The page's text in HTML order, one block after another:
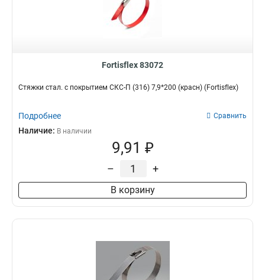
Fortisflex 83072
Стяжки стал. с покрытием СКС-П (316) 7,9*200 (красн) (Fortisflex)
Подробнее Сравнить
Наличие: В наличии
9,91 ₽
– +
В корзину